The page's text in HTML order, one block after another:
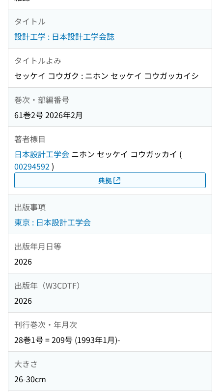
タイトル
設計工学 : 日本設計工学会誌
タイトルよみ
セッケイ コウガク : ニホン セッケイ コウガッカイシ
巻次・部編番号
61巻2号 2026年2月
著者標目
日本設計工学会 ニホン セッケイ コウガッカイ (
00294592 )
典拠
出版事項
東京 : 日本設計工学会
出版年月日等
2026
出版年（W3CDTF）
2026
刊行巻次・年月次
28巻1号 = 209号 (1993年1月)-
大きさ
26-30cm